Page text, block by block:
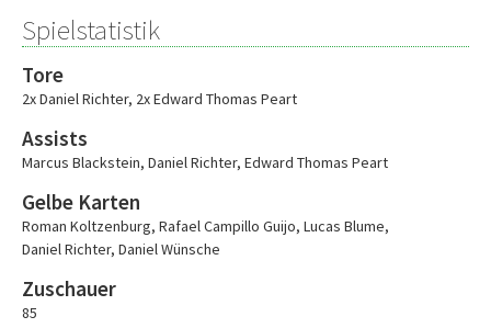
Spielstatistik
Tore
2x Daniel Richter, 2x Edward Thomas Peart
Assists
Marcus Blackstein, Daniel Richter, Edward Thomas Peart
Gelbe Karten
Roman Koltzenburg, Rafael Campillo Guijo, Lucas Blume,
Daniel Richter, Daniel Wünsche
Zuschauer
85